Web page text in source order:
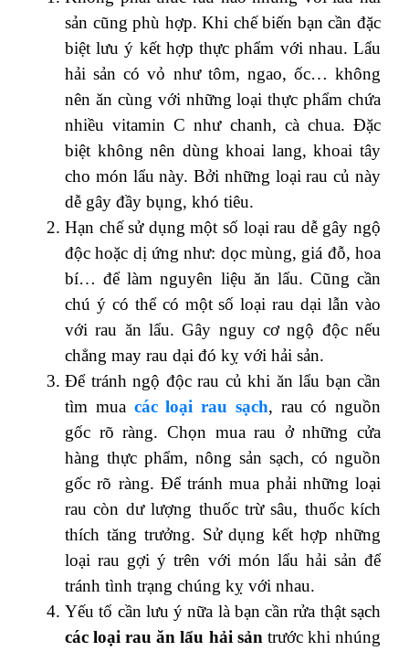
sản cũng phù hợp.Khi chế biến bạn cần đặc
biệt lưu ý kết hợp thực phẩm với nhau. Lẩu
hải sản có vỏ như tôm, ngao, ốc… không
nên ăn cùng với những loại thực phẩm chứa
nhiều vitamin C như chanh, cà chua. Đặc
biệt không nên dùng khoai lang, khoai tây
cho món lẩu này. Bởi những loại rau củ này
dễ gây đầy bụng, khó tiêu.
Hạn chế sử dụng một số loại rau dễ gây ngộ
độc hoặc dị ứng như: dọc mùng, giá đỗ, hoa
bí… để làm nguyên liệu ăn lẩu. Cũng cần
chú ý có thể có một số loại rau dại lẫn vào
với rau ăn lẩu. Gây nguy cơ ngộ độc nếu
chẳng may rau dại đó kỵ với hải sản.
Để tránh ngộ độc rau củ khi ăn lẩu bạn cần
tìm mua các loại rau sạch, rau có nguồn
gốc rõ ràng. Chọn mua rau ở những cửa
hàng thực phẩm, nông sản sạch, có nguồn
gốc rõ ràng. Để tránh mua phải những loại
rau còn dư lượng thuốc trừ sâu, thuốc kích
thích tăng trưởng. Sử dụng kết hợp những
loại rau gợi ý trên với món lẩu hải sản để
tránh tình trạng chúng kỵ với nhau.
Yếu tố cần lưu ý nữa là bạn cần rửa thật sạch
các loại rau ăn lẩu hải sảntrước khi nhúng